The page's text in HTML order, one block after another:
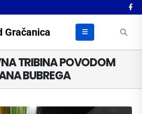
Gračanica
TRIBINA POVODOM
BUBREGA